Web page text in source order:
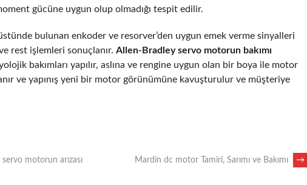
gücüne uygun olup olmadığı tespit edilir.
bulunan enkoder ve resorver’den uygun emek verme sinyalleri
rest işlemleri sonuçlanır. Allen-Bradley servo motorun bakımı
bakımları yapılır, aslına ve rengine uygun olan bir boya ile motor
ve yapınış yeni bir motor görünümüne kavuşturulur ve müşteriye
motorun arızası Mardin dc motor Tamiri, Sarımı ve Bakımı →